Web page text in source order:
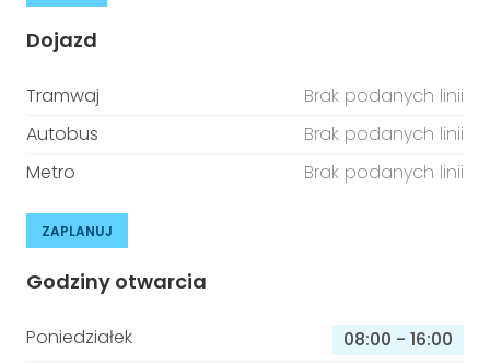
Dojazd
Tramwaj
Brak podanych linii
Autobus
Brak podanych linii
Metro
Brak podanych linii
ZAPLANUJ
Godziny otwarcia
Poniedziałek 08:00 - 16:00